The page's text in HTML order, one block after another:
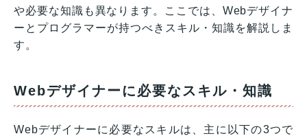
や必要な知識も異なります。ここでは、Webデザイナ
ーとプログラマーが持つべきスキル・知識を解説しま
す。
Webデザイナーに必要なスキル・知識
Webデザイナーに必要なスキルは、主に以下の3つで